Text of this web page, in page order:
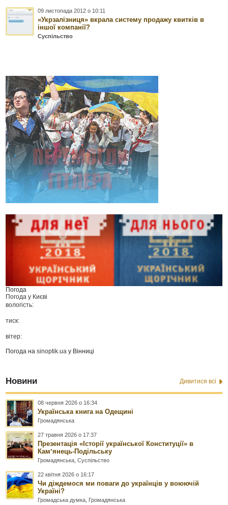
09 листопада 2012 о 10:11
«Укрзалізниця» вкрала систему продажу квитків в
іншої компанії?
Суспільство
Погода
Погода у Києві
вологість:
тиск:
вітер:
Погода наsinoptik.ua у Вінниці
Новини Дивитися всі
08 червня 2026 о 16:34
Українська книга на Одещині
Громадянська
27 травня 2026 о 17:37
Презентація «Історії української Конституції» в
Камʼянець-Подільську
Громадянська ,Суспільство
22 квітня 2026 о 16:17
Чи діждемося ми поваги до українців у воюючій
Україні?
Громадська думка Громадянська